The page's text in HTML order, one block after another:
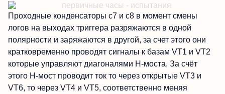
Проходные конденсаторы с7 и с8 в момент смены
логов на выходах триггера разряжаются в одной
полярности и заряжаются в другой, за счет этого они
кратковременно проводят сигналы к базам VT1 и VT2
которые управляют диагоналями Н-моста. За счёт
этого Н-мост проводит ток то через открытые VT3 и
VT6, то через VT4 и VT5, соответственно меняя